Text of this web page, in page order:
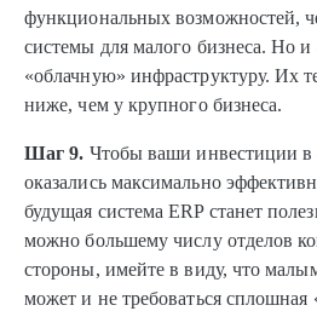
функциональных возможностей,
системы для малого бизнеса. Но
«облачную» инфраструктуру. Их
ниже, чем у крупного бизнеса.
Шаг 9. Чтобы ваши инвестиции в
оказались максимально
будущая система ERP станет
можно большему числу отделов
стороны, имейте в виду, что
может и не требоваться сплошная